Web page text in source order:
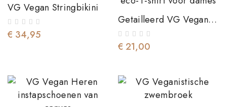
VG Vegan Stringbikini
€ 34,95
Getailleerd VG Vegan
Eco-T-Shirt Voor Dames
€ 21,00